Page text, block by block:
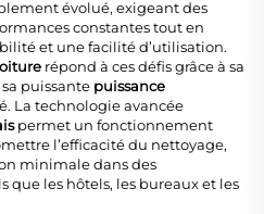
évolué, exigeant des
constantes tout en
et une facilité d’utilisation.
répond à ces défis grâce à sa
puissante puissance
La technologie avancée
permet un fonctionnement
l’efficacité du nettoyage,
minimale dans des
que les hôtels, les bureaux et les